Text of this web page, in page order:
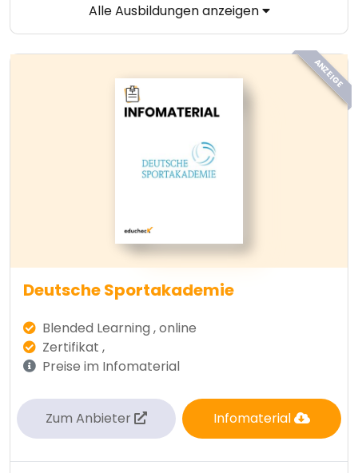
Alle Ausbildungen anzeigen
ANZEIGE
Deutsche Sportakademie
Blended Learning , online
Zertifikat ,
Preise im Infomaterial
Zum Anbieter Infomaterial